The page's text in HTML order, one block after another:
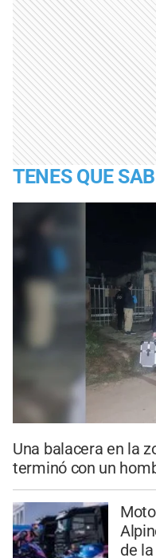
TENES QUE
Una balacera en la
terminó con un
de